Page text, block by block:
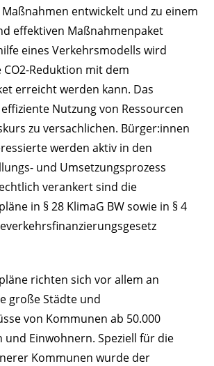
entwickelt und zu einem
effektiven Maßnahmenpaket
eines Verkehrsmodells wird
Reduktion mit dem
erreicht werden kann. Das
Nutzung von Ressourcen
zu versachlichen. Bürger:innen
werden aktiv in den
und Umsetzungsprozess
verankert sind die
in § 28 KlimaG BW sowie in § 4
richten sich vor allem an
große Städte und
von Kommunen ab 50.000
und Einwohnern. Speziell für die
Kommunen wurde der